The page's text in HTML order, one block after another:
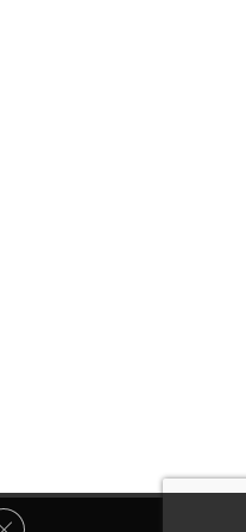
Fermer la bannière des cookies